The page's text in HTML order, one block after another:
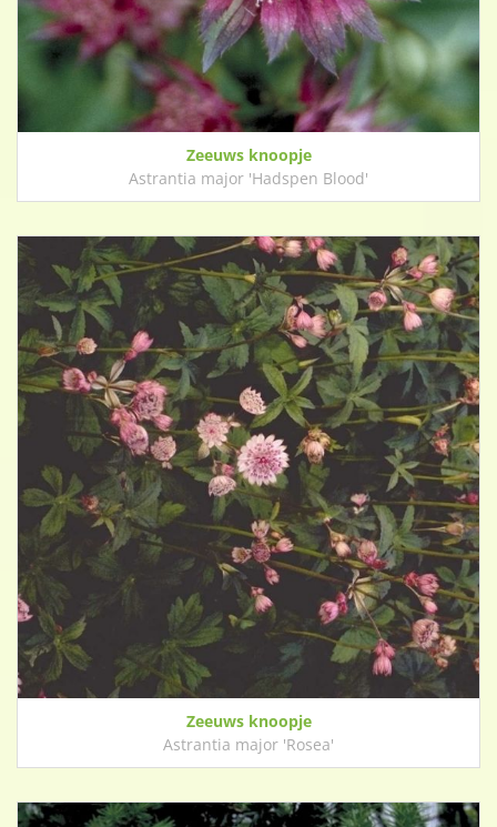
Zeeuws knoopje
Astrantia major 'Hadspen Blood'
Zeeuws knoopje
Astrantia major 'Rosea'